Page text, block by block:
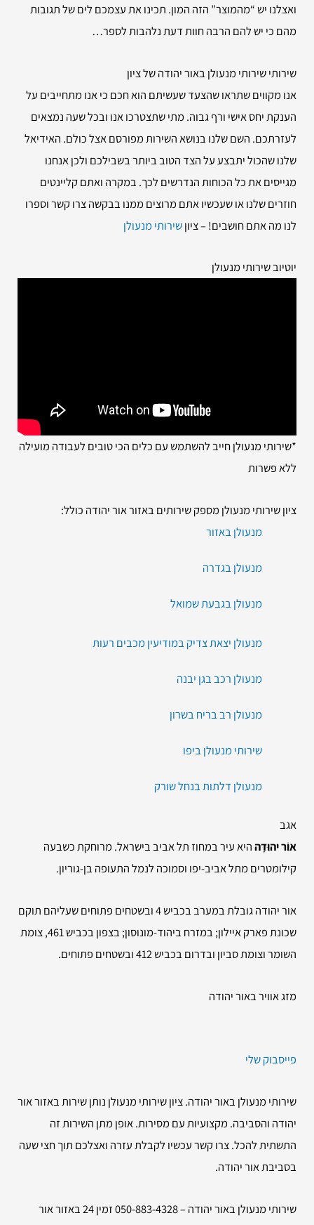
ואצלנו יש “מהמוצר” הזה המון. תכינו את עצמכם לים של תגובות
מהם כי יש להם הרבה חוות דעת נלהבות לספר…
שירותישירותי מנעולן באור יהודה של ציון
אנו מקווים שתראו שהצעד שעשיתם הוא חכם כי אנו מתחייבים על
הענקת יחס אישי ורף גבוה. מתי שתצטרכו אנו ובכל שעה נמצאים
לעזרתכם. השם שלנו בנושא השירות מפורסם אצל כולם. האידיאל
שלנו שהכול יתבצע על הצד הטוב ביותר בשבילכם ולכן אנחנו
מגייסים את כל הכוחות הנדרשים לכך. במקרה ואתם קליינטים
חוזרים שלנו או שעכשיו אתם מרוצים ממנו בבקשה צרו קשר וספרו
לנו מה אתם חושבים! – ציוןשירותי מנעולן
יוטיוב שירותי מנעולן
*שירותי מנעולן חייב להשתמש עם כלים הכי טובים לעבודה מועילה
ללא פשרות
ציון שירותי מנעולן מספק שירותים באזור אור יהודה כולל:
מנעולן באזור
מנעולן בגדרה
מנעולן בגבעת שמואל
מנעולן יצאת צדיק במודיעין מכבים רעות
מנעולן רכב בגן יבנה
מנעולן רב בריח בשרון
שירותי מנעולן ביפו
מנעולן דלתות בנחל שורק
אגב
אוֹר יהוּדָההיא עיר במחוז תל אביב בישראל. מרוחקת כשבעה
קילומטרים מתל אביב-יפו וסמוכה לנמל התעופה בן-גוריון.
אור יהודה גובלת במערב בכביש 4 ובשטחים פתוחים שעליהם תוקם
שכונת פארק איילון; במזרח ביהוד-מונוסון; בצפון בכביש 461, צומת
השומר וצומת סביון ובדרום בכביש 412 ובשטחים פתוחים.
מזג אוויר באור יהודה
פייסבוק שלי
שירותי מנעולן באור יהודה. ציון שירותי מנעולן נותן שירות באזור אור
יהודה והסביבה. מקצועיות עם מסירות. אופן מתן השירות זה
התשתית להכל. צרו קשר עכשיו לקבלת עזרה ואצלכם תוך חצי שעה
בסביבת אור יהודה.
שירותי מנעולן באור יהודה – 050-883-4328 זמין 24 באזור אור